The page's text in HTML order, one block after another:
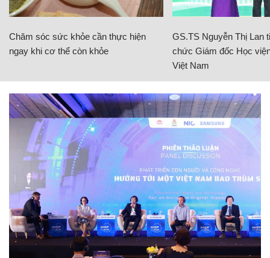
Chăm sóc sức khỏe cần thực hiện
ngay khi cơ thể còn khỏe
GS.TS Nguyễn Thị Lan
chức Giám đốc Học
Việt Nam